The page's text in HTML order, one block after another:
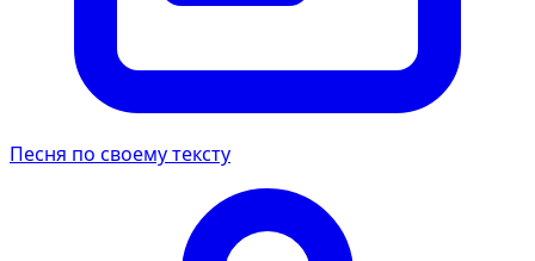
Песня по своему тексту